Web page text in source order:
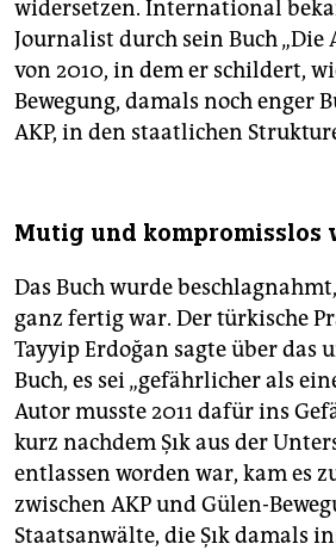
widersetzen. International
Journalist durch sein Buch „Die
von 2010, in dem er schildert,
Bewegung, damals noch enger
AKP, in den staatlichen
Mutig und kompromisslos
Das Buch wurde
ganz fertig war. Der türkische
Tayyip Erdoğan sagte über das
Buch, es sei „gefährlicher als
Autor musste 2011 dafür ins
kurz nachdem Şık aus der
entlassen worden war, kam es
zwischen AKP und Gülen-
Staatsanwälte, die Şık damals